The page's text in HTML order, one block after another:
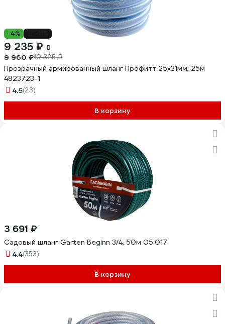
-4%
9 235 ₽
9 960 ₽10 325 ₽
Прозрачный армированный шланг Профитт 25х31мм, 25м
4823723-1
4.5(23)
В корзину
3 691 ₽
Садовый шланг Garten Beginn 3/4, 50м 05.017
4.4(353)
В корзину